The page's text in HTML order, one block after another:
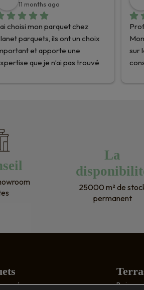
11 months ago
choisi mon parquet chez
parquets, ils ont un choix
et apporte une
que je n’ai pas trouvé
pour votre projet.
sur
La
25000 m² de
permanent
Bois